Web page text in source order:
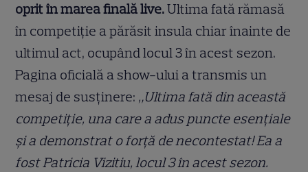
oprit în marea finală live.Ultima fată rămasă
în competiție a părăsit insula chiar înainte de
ultimul act, ocupând locul 3 în acest sezon.
Pagina oficială a show-ului a transmis un
mesaj de susținere: „Ultima fată din această
competiție, una care a adus puncte esențiale
și a demonstrat o forță de necontestat! Ea a
fost Patricia Vizitiu, locul 3 în acest sezon.